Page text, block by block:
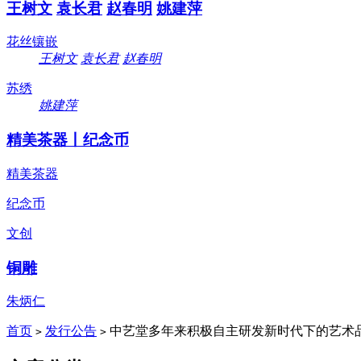
王树文 袁长君 赵春明 姚建萍
花丝镶嵌
王树文 袁长君 赵春明
苏绣
姚建萍
精美茶器丨纪念币
精美茶器
纪念币
文创
铜雕
朱炳仁
首页 > 发行公告 > 中艺堂多年来积极自主研发新时代下的艺术